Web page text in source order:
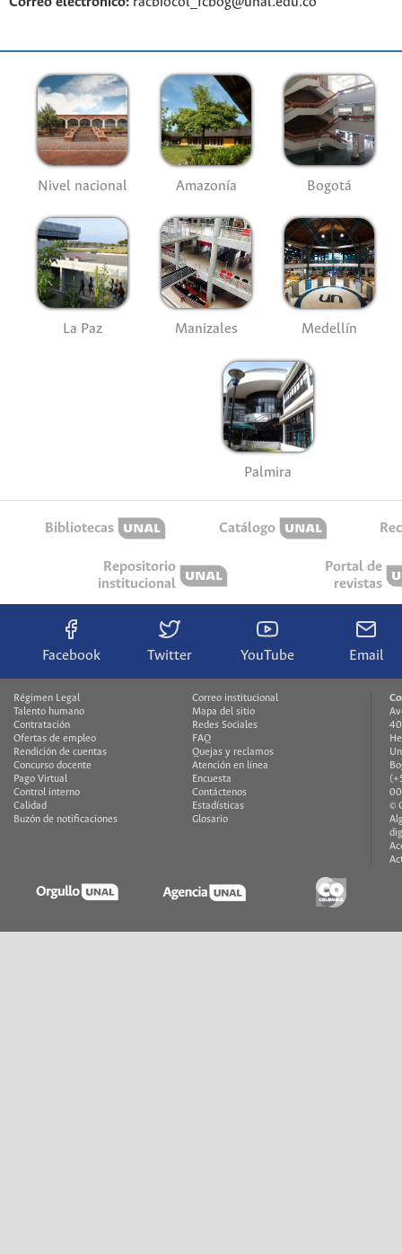
Nivel nacional Amazonía Bogotá
La Paz Manizales Medellín
Palmira
Bibliotecas Catálogo
Repositorio
institucional
Portal de
revistas
Facebook Twitter YouTube Email
Régimen Legal
Talento humano
Contratación
Ofertas de empleo
Rendición de cuentas
Concurso docente
Pago Virtual
Control interno
Calidad
Buzón de notificaciones
Correo institucional
Mapa del sitio
Redes Sociales
FAQ
Quejas y reclamos
Atención en línea
Encuesta
Contáctenos
Estadísticas
Glosario
©